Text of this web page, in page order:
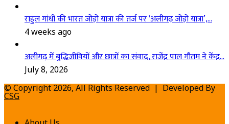
राहुल गांधी की भारत जोड़ो यात्रा की तर्ज पर ‘अलीगढ़ जोड़ो यात्रा’,…
4 weeks ago
अलीगढ़ में बुद्धिजीवियों और छात्रों का संवाद, राजेंद्र पाल गौतम ने केंद्र…
July 8, 2026
© Copyright 2026, All Rights Reserved | Developed By
CSG